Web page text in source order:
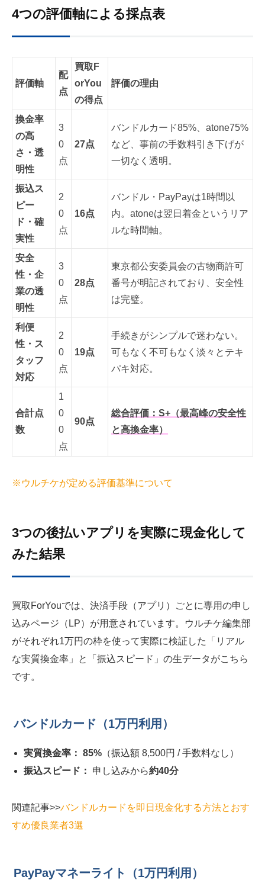
4つの評価軸による採点表
評価軸
配
点
買取F
orYou
の得点
評価の理由
換金率
の高
さ・透
明性
3
0
点
27点
バンドルカード85%、atone75%
など、事前の手数料引き下げが
一切なく透明。
振込ス
ピー
ド・確
実性
2
0
点
16点
バンドル・PayPayは1時間以
内。atoneは翌日着金というリア
ルな時間軸。
安全
性・企
業の透
明性
3
0
点
28点
東京都公安委員会の古物商許可
番号が明記されており、安全性
は完璧。
利便
性・ス
タッフ
対応
2
0
点
19点
手続きがシンプルで迷わない。
可もなく不可もなく淡々とテキ
パキ対応。
合計点
数
1
0
0
点
90点
総合評価：S+（最高峰の安全性
と高換金率）
※ウルチケが定める評価基準について
3つの後払いアプリを実際に現金化して
みた結果
買取ForYouでは、決済手段（アプリ）ごとに専用の申し
込みページ（LP）が用意されています。ウルチケ編集部
がそれぞれ1万円の枠を使って実際に検証した「リアル
な実質換金率」と「振込スピード」の生データがこちら
です。
バンドルカード（1万円利用）
実質換金率： 85% （振込額 8,500円 / 手数料なし）
振込スピード：
申し込みから約40分
関連記事>>バンドルカードを即日現金化する方法とおす
すめ優良業者3選
PayPayマネーライト（1万円利用）